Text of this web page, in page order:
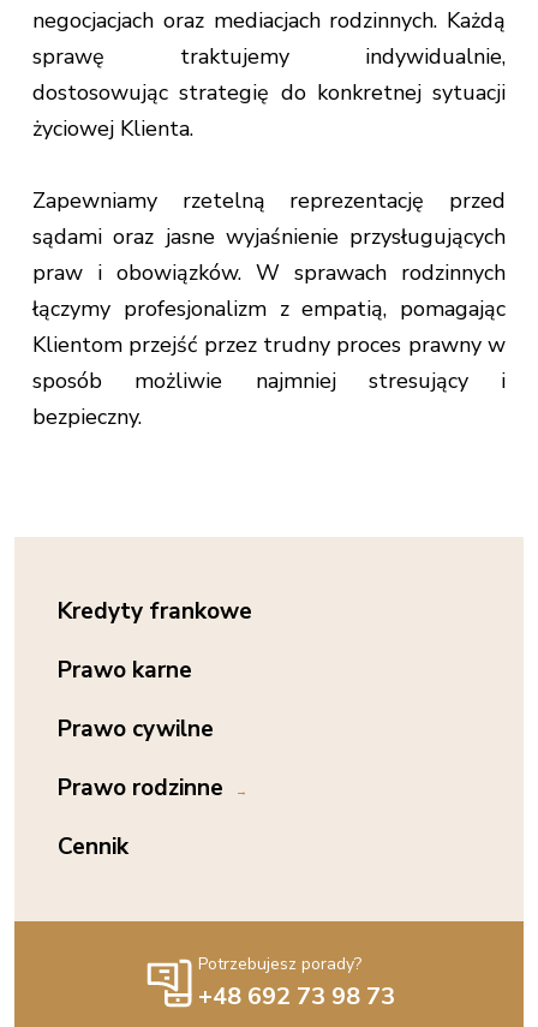
negocjacjach oraz mediacjach rodzinnych. Każdą
sprawę traktujemy indywidualnie,
dostosowując strategię do konkretnej sytuacji
życiowej Klienta.
Zapewniamy rzetelną reprezentację przed
sądami oraz jasne wyjaśnienie przysługujących
praw i obowiązków. W sprawach rodzinnych
łączymy profesjonalizm z empatią, pomagając
Klientom przejść przez trudny proces prawny w
sposób możliwie najmniej stresujący i
bezpieczny.
Kredyty frankowe
Prawo karne
Prawo cywilne
Prawo rodzinne
Cennik
Potrzebujesz porady?
+48 692 73 98 73